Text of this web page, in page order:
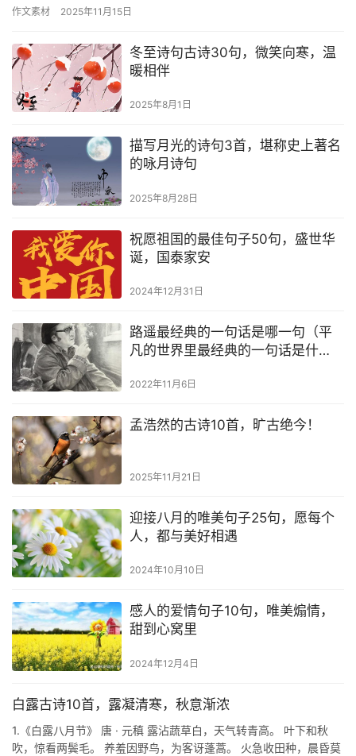
作文素材 2025年11月15日
冬至诗句古诗30句，微笑向寒，温
暖相伴
2025年8月1日
描写月光的诗句3首，堪称史上著名
的咏月诗句
2025年8月28日
祝愿祖国的最佳句子50句，盛世华
诞，国泰家安
2024年12月31日
路遥最经典的一句话是哪一句（平
凡的世界里最经典的一句话是什
2022年11月6日
孟浩然的古诗10首，旷古绝今！
2025年11月21日
迎接八月的唯美句子25句，愿每个
人，都与美好相遇
2024年10月10日
感人的爱情句子10句，唯美煽情，
甜到心窝里
2024年12月4日
白露古诗10首，露凝清寒，秋意渐浓
1.《白露八月节》 唐 · 元稹 露沾蔬草白，天气转青高。 叶下和秋
吹，惊看两鬓毛。 养羞因野鸟，为客讶蓬蒿。 火急收田种，晨昏莫